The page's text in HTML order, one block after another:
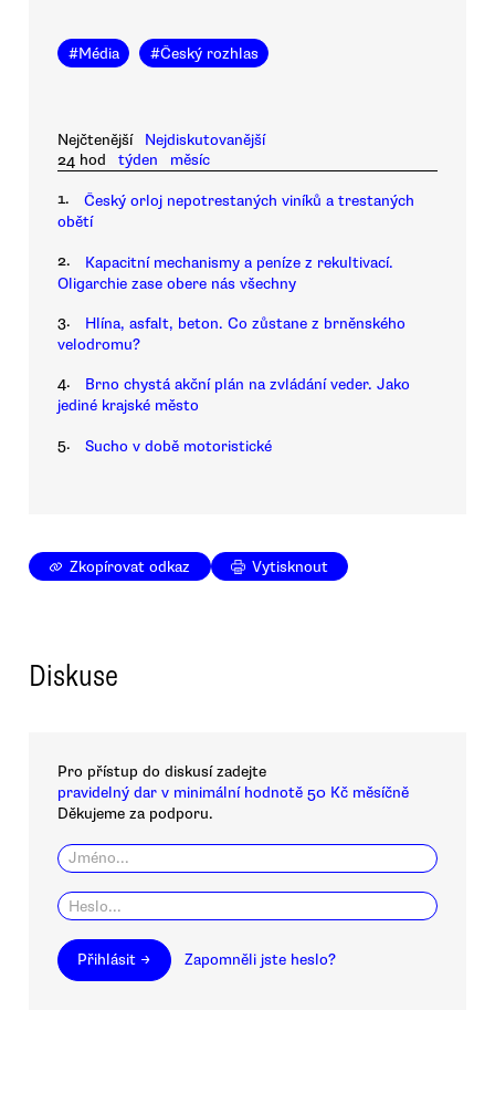
#Média #Český rozhlas
Nejčtenější
Nejdiskutovanější
24 hod
týden měsíc
1.
Český orloj nepotrestaných viníků a trestaných
obětí
2.
Kapacitní mechanismy a peníze z rekultivací.
Oligarchie zase obere nás všechny
3.
Hlína, asfalt, beton. Co zůstane z brněnského
velodromu?
4.
Brno chystá akční plán na zvládání veder. Jako
jediné krajské město
5. Sucho v době motoristické
Zkopírovat odkaz Vytisknout
Diskuse
Pro přístup do diskusí zadejte
pravidelný dar v minimální hodnotě 50 Kč měsíčně
Děkujeme za podporu.
Přihlásit → Zapomněli jste heslo?